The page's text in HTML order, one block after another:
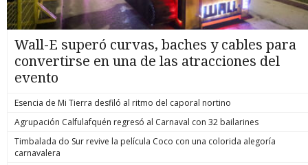
Wall-E superó curvas, baches y cables para
convertirse en una de las atracciones del
evento
Esencia de Mi Tierra desfiló al ritmo del caporal nortino
Agrupación Calfulafquén regresó al Carnaval con 32 bailarines
Timbalada do Sur revive la película Coco con una colorida alegoría
carnavalera